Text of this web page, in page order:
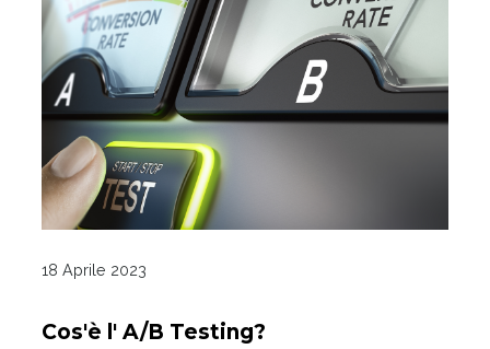
18 Aprile 2023
Cos'è l' A/B Testing?